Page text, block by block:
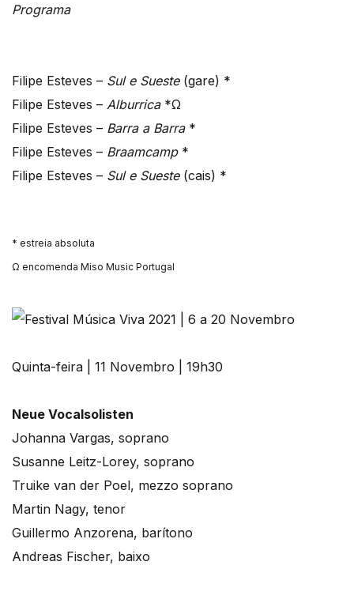
Programa
Filipe Esteves – Sul e Sueste(gare) *
Filipe Esteves – Alburrica *Ω
Filipe Esteves – Barra a Barra*
Filipe Esteves – Braamcamp *
Filipe Esteves – Sul e Sueste (cais) *
* estreia absoluta
Ω encomenda Miso Music Portugal
Quinta-feira | 11 Novembro | 19h30
Neue Vocalsolisten
Johanna Vargas, soprano
Susanne Leitz-Lorey, soprano
Truike van der Poel, mezzo soprano
Martin Nagy, tenor
Guillermo Anzorena, barítono
Andreas Fischer, baixo